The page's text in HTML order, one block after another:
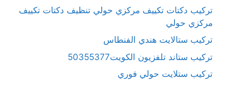
تركيب دكتات تكييف مركزي حولي تنظيف دكتات تكييف
مركزي حولي
تركيب ستالايت هندي الفنطاس
تركيب ستاند تلفزيون الكويت50355377
تركيب ستلايت حولي فوري